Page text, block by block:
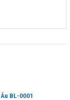
BL-0001